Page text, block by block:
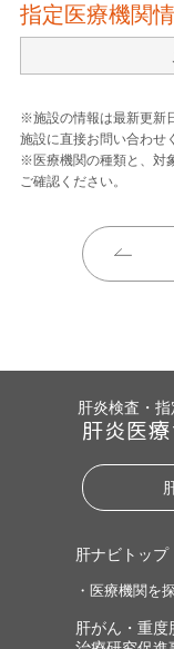
指定医療機関
※施設の情報は最新更新
施設に直接お問い合わせ
※医療機関の種類と、対
ご確認ください。
肝炎検査・
肝炎医
肝ナビトップ
・医療機関を
肝がん・重度